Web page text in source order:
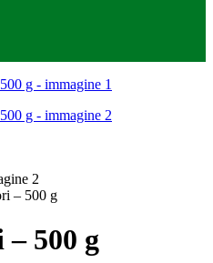
– 500 g
500 g